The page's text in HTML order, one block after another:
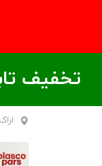
تخفیف تابستان